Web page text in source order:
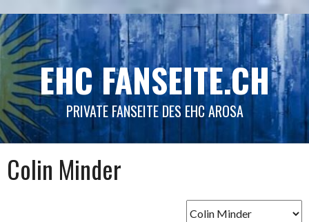
zum
Inhalt
EHC FANSEITE.CH
PRIVATE FANSEITE DES EHC AROSA
Colin Minder